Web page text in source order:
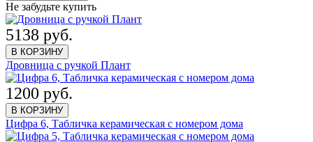
Не забудьте купить
5138 руб.
В КОРЗИНУ
Дровница с ручкой Плант
1200 руб.
В КОРЗИНУ
Цифра 6, Табличка керамическая с номером дома